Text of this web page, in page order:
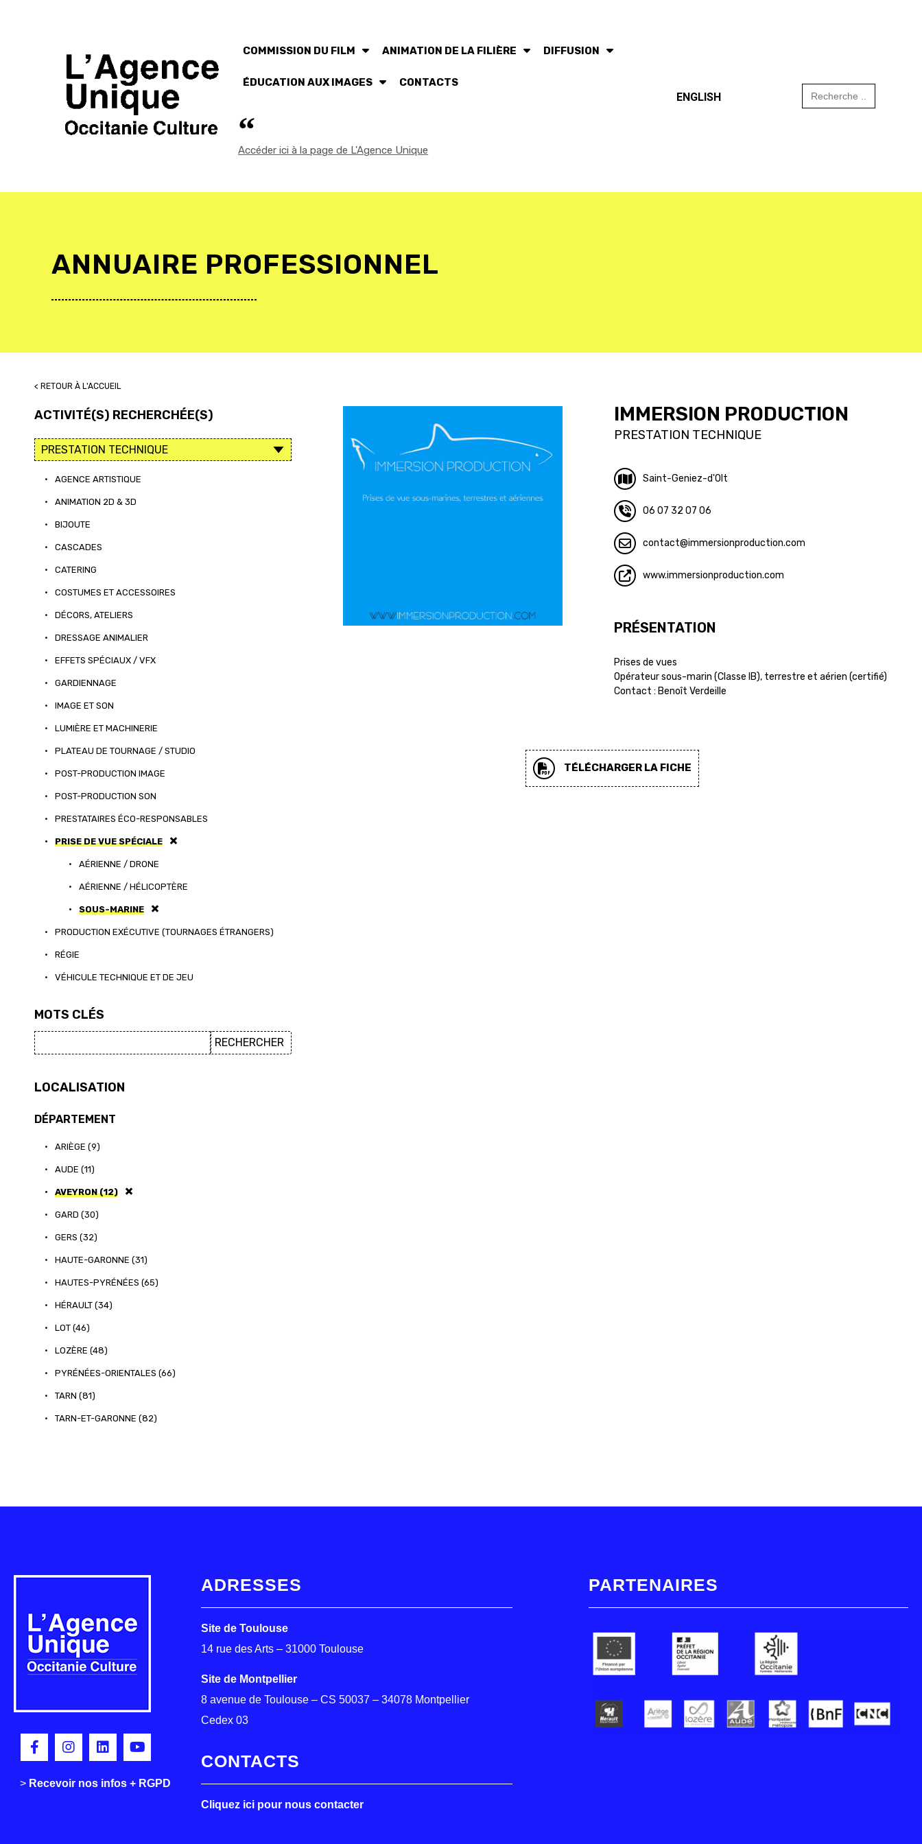
COMMISSION DU FILM ANIMATION DE LA FILIÈRE DIFFUSION
ÉDUCATION AUX IMAGES CONTACTS
Accéder ici à la page de L'Agence Unique
ENGLISH
Search
for:
ANNUAIRE PROFESSIONNEL
< RETOUR À L'ACCUEIL
ACTIVITÉ(S) RECHERCHÉE(S)
• AGENCE ARTISTIQUE
• ANIMATION 2D & 3D
• BIJOUTE
• CASCADES
• CATERING
• COSTUMES ET ACCESSOIRES
• DÉCORS, ATELIERS
• DRESSAGE ANIMALIER
• EFFETS SPÉCIAUX / VFX
• GARDIENNAGE
• IMAGE ET SON
• LUMIÈRE ET MACHINERIE
• PLATEAU DE TOURNAGE / STUDIO
• POST-PRODUCTION IMAGE
• POST-PRODUCTION SON
• PRESTATAIRES ÉCO-RESPONSABLES
• PRISE DE VUE SPÉCIALE
• AÉRIENNE / DRONE
• AÉRIENNE / HÉLICOPTÈRE
• SOUS-MARINE
• PRODUCTION EXÉCUTIVE (TOURNAGES ÉTRANGERS)
• RÉGIE
• VÉHICULE TECHNIQUE ET DE JEU
MOTS CLÉS
LOCALISATION
DÉPARTEMENT
• ARIÈGE (9)
• AUDE (11)
• AVEYRON (12)
• GARD (30)
• GERS (32)
• HAUTE-GARONNE (31)
• HAUTES-PYRÉNÉES (65)
• HÉRAULT (34)
• LOT (46)
• LOZÈRE (48)
• PYRÉNÉES-ORIENTALES (66)
• TARN (81)
• TARN-ET-GARONNE (82)
IMMERSION PRODUCTION
PRESTATION TECHNIQUE
Saint-Geniez-d'Olt
06 07 32 07 06
contact immersionproduction.com
www.immersionproduction.com
PRÉSENTATION
Prises de vues
Opérateur sous-marin (Classe IB), terrestre et aérien (certifié)
Contact : Benoît Verdeille
TÉLÉCHARGER LA FICHE
> Recevoir nos infos + RGPD
ADRESSES
Site de Toulouse
14 rue des Arts – 31000 Toulouse
Site de Montpellier
8 avenue de Toulouse – CS 50037 – 34078 Montpellier
Cedex 03
CONTACTS
Cliquez ici pour nous contacter
PARTENAIRES